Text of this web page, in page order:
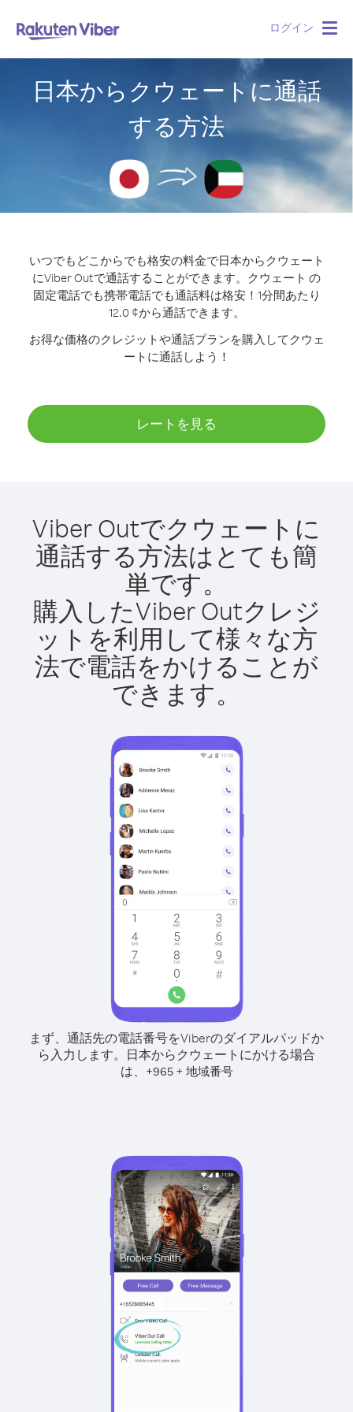
ログイン
日本からクウェートに通話
する方法
いつでもどこからでも格安の料金で日本からクウェート
にViber Outで通話することができます。
クウェート の
固定電話でも携帯電話でも通話料は格安！1分間あたり
12.0 ¢から通話できます。
お得な価格のクレジットや通話プランを購入してクウェ
ートに通話しよう！
レートを見る
Viber Outでクウェートに
通話する方法はとても簡
単です。
購入したViber Outクレジ
ットを利用して様々な方
法で電話をかけることが
できます。
まず、通話先の電話番号をViberのダイアルパッドか
ら入力します。 日本からクウェートにかける場合
は、
+965+ 地域番号